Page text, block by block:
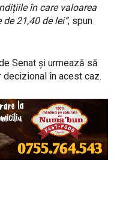
în care valoarea
21,40 de lei”, spun
Senat și urmează să
decizional în acest caz.